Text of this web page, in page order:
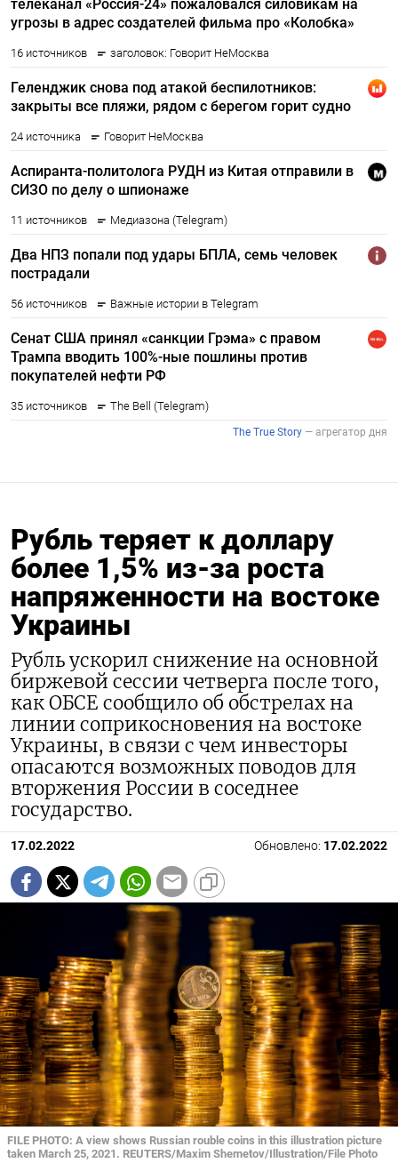
Рубль теряет к доллару
более 1,5% из-за роста
напряженности на востоке
Украины
Рубль ускорил снижение на основной
биржевой сессии четверга после того,
как ОБСЕ сообщило об обстрелах на
линии соприкосновения на востоке
Украины, в связи с чем инвесторы
опасаются возможных поводов для
вторжения России в соседнее
государство.
17.02.2022 Обновлено: 17.02.2022
FILE PHOTO: A view shows Russian rouble coins in this illustration picture
taken March 25, 2021. REUTERS/Maxim Shemetov/Illustration/File Photo